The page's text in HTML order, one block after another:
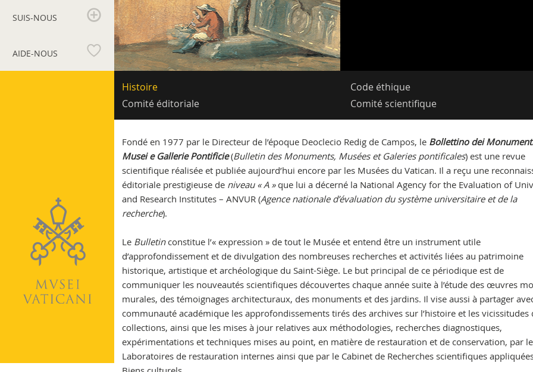
SUIS-NOUS
AIDE-NOUS
secondaire
Histoire Code éthique
Comité éditoriale
Comité scientifique
Fondé en 1977 par le Directeur de l’époque Deoclecio Redig de Campos, le Bollettino dei
Musei e Gallerie Pontificie(Bulletin des Monuments, Musées et Galeries pontificales) est une revue
scientifique réalisée et publiée aujourd’hui encore par les Musées du Vatican. Il a reçu une
éditoriale prestigieuse de niveau « A »que lui a décerné la National Agency for the Evaluation of
and Research Institutes – ANVUR (Agence nationale d’évaluation du système universitaire et de la
recherche).
Le Bulletinconstitue l’« expression » de tout le Musée et entend être un instrument utile
d’approfondissement et de divulgation des nombreuses recherches et activités liées au patrimoine
historique, artistique et archéologique du Saint-Siège. Le but principal de ce périodique est de
communiquer les nouveautés scientifiques découvertes chaque année suite à l’étude des œuvres
murales, des témoignages architecturaux, des monuments et des jardins. Il vise aussi à partager
communauté académique les approfondissements tirés des archives sur l’histoire et les vicissitudes
collections, ainsi que les mises à jour relatives aux méthodologies, recherches diagnostiques,
expérimentations et techniques mises au point, en matière de restauration et de conservation, par
Laboratoires de restauration internes ainsi que par le Cabinet de Recherches scientifiques